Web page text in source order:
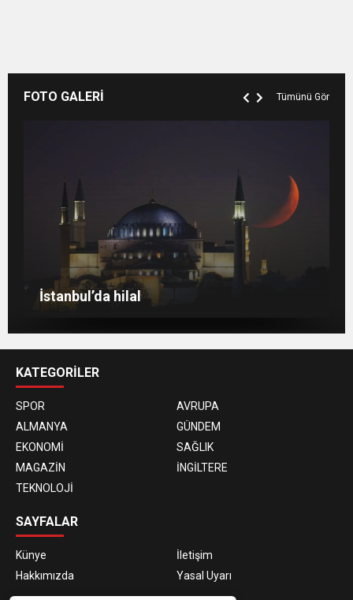
FOTO GALERİ Tümünü Gör
Venedik eski günlerini arıyor
İstanbul’da hilal
Berlin’de 8 Mart Dünya Kadınlar Günü
gösterisi
KATEGORİLER
SPOR
AVRUPA
ALMANYA
GÜNDEM
EKONOMİ
SAĞLIK
MAGAZİN
İNGİLTERE
TEKNOLOJİ
SAYFALAR
Künye
İletişim
Hakkımızda
Yasal Uyarı